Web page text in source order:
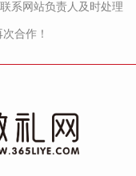
系网站负责人及时处理
次合作！